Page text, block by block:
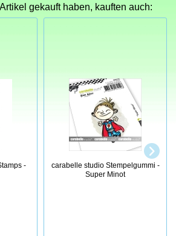
gekauft haben, kauften auch:
-
carabelle studio Stempelgummi -
Super Minot